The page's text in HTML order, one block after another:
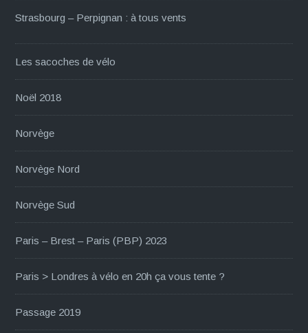
Strasbourg – Perpignan : à tous vents
Les sacoches de vélo
Noël 2018
Norvège
Norvège Nord
Norvège Sud
Paris – Brest – Paris (PBP) 2023
Paris > Londres à vélo en 20h ça vous tente ?
Passage 2019